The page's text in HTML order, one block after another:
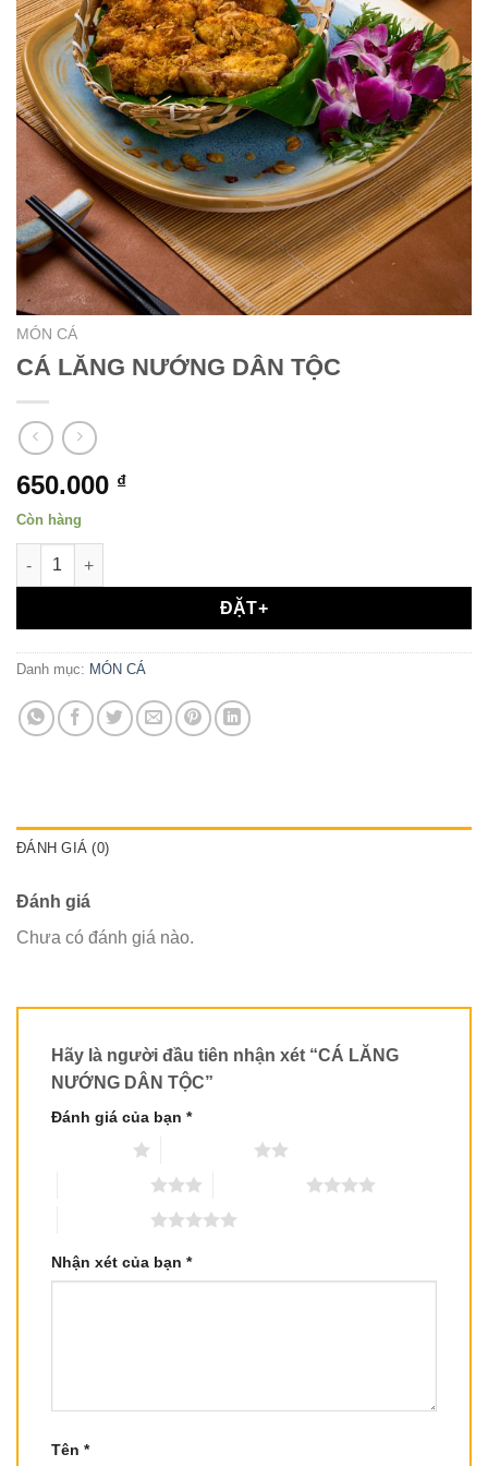
MÓN CÁ
CÁ LĂNG NƯỚNG DÂN TỘC
650.000 ₫
Còn hàng
CÁ LĂNG NƯỚNG DÂN TỘC số lượng
ĐẶT+
Danh mục: MÓN CÁ
ĐÁNH GIÁ (0)
Đánh giá
Chưa có đánh giá nào.
Hãy là người đầu tiên nhận xét “CÁ LĂNG
NƯỚNG DÂN TỘC”
Đánh giá của bạn *
Nhận xét của bạn *
Tên *